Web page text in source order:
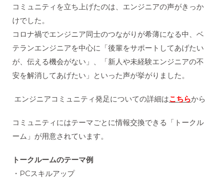
コミュニティを立ち上げたのは、エンジニアの声がきっか
けでした。
コロナ禍でエンジニア同士のつながりが希薄になる中、ベ
テランエンジニアを中心に「後輩をサポートしてあげたい
が、伝える機会がない」、「新人や未経験エンジニアの不
安を解消してあげたい」といった声が挙がりました。
エンジニアコミュニティ発足についての詳細はこちらから
コミュニティにはテーマごとに情報交換できる「トークル
ーム」が用意されています。
トークルームのテーマ例
・PCスキルアップ